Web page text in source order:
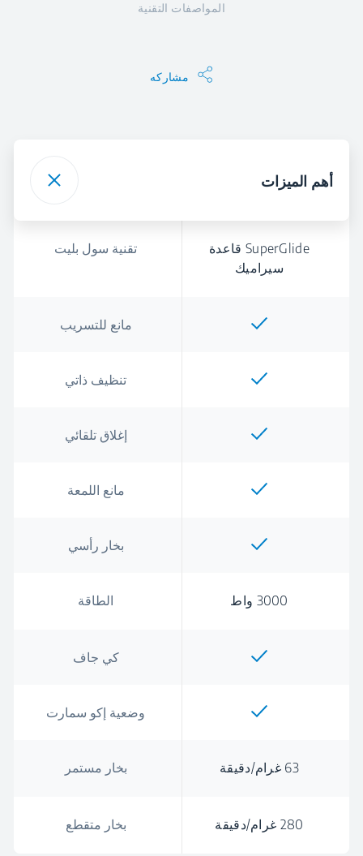
المواصفات التقنية
مشاركه
أهم الميزات
تقنية سول بليت
SuperGlide قاعدة
سيراميك
مانع للتسريب
تنظيف ذاتي
إغلاق تلقائي
مانع اللمعة
بخار رأسي
الطاقة 3000 واط
كي جاف
وضعية إكو سمارت
بخار مستمر 63 غرام/دقيقة
بخار متقطع 280 غرام/دقيقة